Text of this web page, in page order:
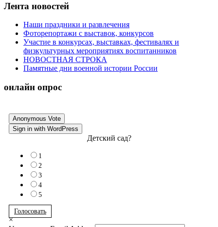
Лента новостей
Наши праздники и развлечения
Фоторепортажи с выставок, конкурсов
Участие в конкурсах, выставках, фестивалях и
физкультурных мероприятиях воспитанников
НОВОСТНАЯ СТРОКА
Памятные дни военной истории России
онлайн опрос
Anonymous Vote
Sign in with WordPress
Детский сад?
1
2
3
4
5
Голосовать
×